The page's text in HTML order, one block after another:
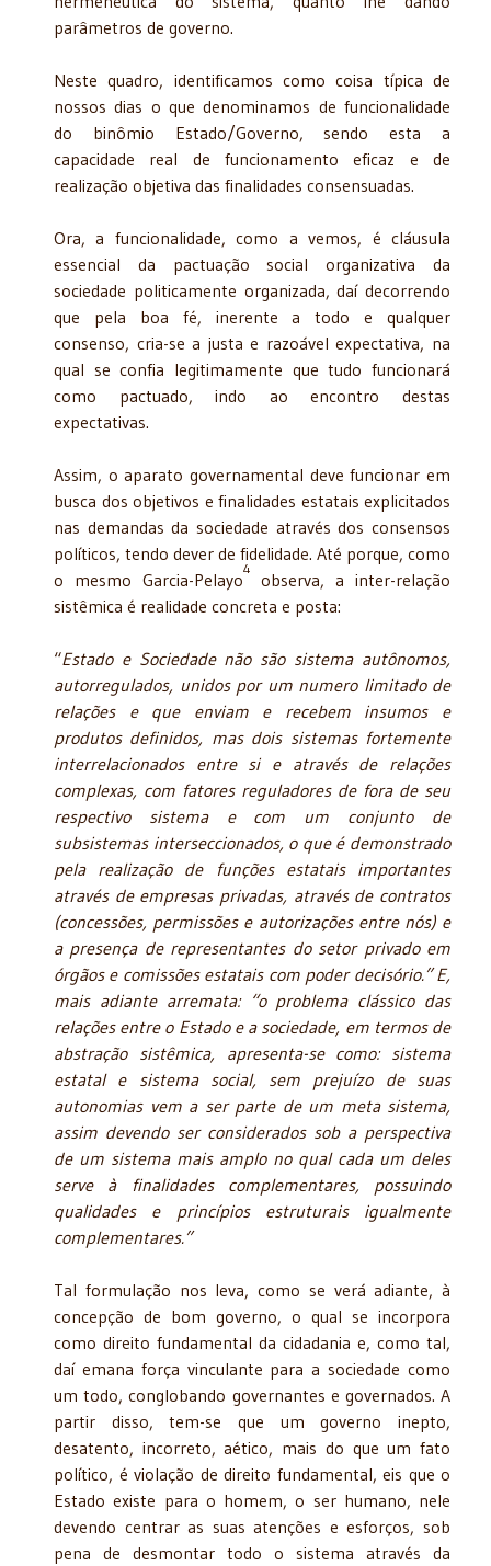
parâmetros de governo.
Neste quadro, identificamos como coisa típica de
nossos dias o que denominamos de funcionalidade
do binômio Estado/Governo, sendo esta a
capacidade real de funcionamento eficaz e de
realização objetiva das finalidades consensuadas.
Ora, a funcionalidade, como a vemos, é cláusula
essencial da pactuação social organizativa da
sociedade politicamente organizada, daí decorrendo
que pela boa fé, inerente a todo e qualquer
consenso, cria-se a justa e razoável expectativa, na
qual se confia legitimamente que tudo funcionará
como pactuado, indo ao encontro destas
expectativas.
Assim, o aparato governamental deve funcionar em
busca dos objetivos e finalidades estatais explicitados
nas demandas da sociedade através dos consensos
políticos, tendo dever de fidelidade. Até porque, como
o mesmo Garcia-Pelayo
4
observa, a inter-relação
sistêmica é realidade concreta e posta:
“Estado e Sociedade não são sistema autônomos,
autorregulados, unidos por um numero limitado de
relações e que enviam e recebem insumos e
produtos definidos, mas dois sistemas fortemente
interrelacionados entre si e através de relações
complexas, com fatores reguladores de fora de seu
respectivo sistema e com um conjunto de
subsistemas interseccionados, o que é demonstrado
pela realização de funções estatais importantes
através de empresas privadas, através de contratos
(concessões, permissões e autorizações entre nós) e
a presença de representantes do setor privado em
órgãos e comissões estatais com poder decisório.” E,
mais adiante arremata: “o problema clássico das
relações entre o Estado e a sociedade, em termos de
abstração sistêmica, apresenta-se como: sistema
estatal e sistema social, sem prejuízo de suas
autonomias vem a ser parte de um meta sistema,
assim devendo ser considerados sob a perspectiva
de um sistema mais amplo no qual cada um deles
serve à finalidades complementares, possuindo
qualidades e princípios estruturais igualmente
complementares.”
Tal formulação nos leva, como se verá adiante, à
concepção de bom governo, o qual se incorpora
como direito fundamental da cidadania e, como tal,
daí emana força vinculante para a sociedade como
um todo, conglobando governantes e governados. A
partir disso, tem-se que um governo inepto,
desatento, incorreto, aético, mais do que um fato
político, é violação de direito fundamental, eis que o
Estado existe para o homem, o ser humano, nele
devendo centrar as suas atenções e esforços, sob
pena de desmontar todo o sistema através da